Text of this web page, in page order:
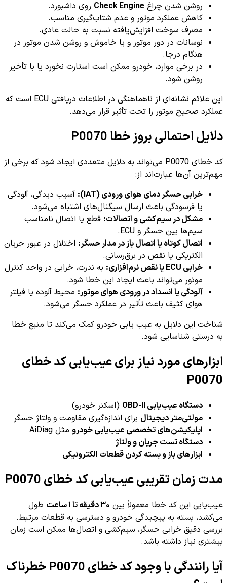
روشن شدن چراغ Check Engine روی داشبورد.
کاهش عملکرد موتور و عدم شتاب‌گیری مناسب.
مصرف سوخت افزایش‌یافته نسبت به حالت عادی.
نوسانات در دور موتور و یا خاموش و روشن شدن موتور در
هنگام درجا.
در برخی موارد، خودرو ممکن است استارت نخورد یا با تأخیر
روشن شود.
این علائم نشانه‌ای از ناهماهنگی در اطلاعات دریافتی ECU است که
عملکرد صحیح موتور را تحت تأثیر قرار می‌دهد.
دلایل احتمالی بروز خطا P0070
کد خطای P0070 می‌تواند به دلایل متعددی ایجاد شود که برخی از
مهم‌ترین آن‌ها عبارت‌اند از:
خرابی حسگر دمای هوای ورودی (IAT):
آسیب دیدگی، آلودگی
یا فرسودگی باعث ارسال سیگنال‌های اشتباه می‌شود.
مشکل در سیم‌کشی و اتصالات: قطع یا اتصال نامناسب
سیم‌ها بین حسگر و ECU.
اتصال کوتاه یا اتصال باز در مدار حسگر: اختلال در عبور جریان
الکتریکی یا نقص در برق‌رسانی.
خرابی ECU یا نقص نرم‌افزاری:
به ندرت، خرابی در واحد کنترل
موتور می‌تواند باعث ایجاد این خطا شود.
آلودگی یا انسداد در ورودی هوای موتور: محیط آلوده یا فیلتر
هوای کثیف باعث تأثیر در عملکرد حسگر می‌شود.
شناخت این دلایل به عیب یابی خودرو کمک می‌کند تا منبع خطا
به درستی شناسایی شود.
ابزارهای مورد نیاز برای عیب‌یابی کد خطای
P0070
دستگاه عیب‌یابی OBD-II
(اسکنر خودرو)
مولتی‌متر دیجیتال برای اندازه‌گیری مقاومت و ولتاژ حسگر
اپلیکیشن‌های تخصصی عیب‌یابی خودرو مثل AiDiag
دستگاه تست جریان و ولتاژ
ابزارهای باز و بسته کردن قطعات الکترونیکی
مدت زمان تقریبی عیب‌یابی کد خطای P0070
عیب‌یابی این کد خطا معمولاً بین ۳۰ دقیقه تا ۱ ساعت
طول
می‌کشد، بسته به پیچیدگی خودرو و دسترسی به قطعات مرتبط.
بررسی دقیق خرابی حسگر، سیم‌کشی و اتصال‌ها ممکن است زمان
بیشتری نیاز داشته باشد.
آیا رانندگی با وجود کد خطای P0070 خطرناک